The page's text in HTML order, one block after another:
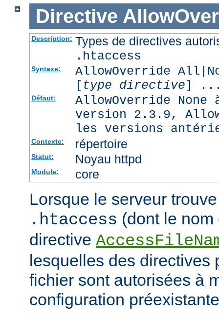
Directive
Description: Types de directives
.htaccess
Syntaxe:
AllowOverride
[ type directive]
Défaut:
AllowOverride
version 2.3.9,
les versions
Contexte: répertoire
Statut: Noyau httpd
Module: core
Lorsque le serveur
.htaccess (dont le
directive
lesquelles des directives
fichier sont autorisées à
configuration